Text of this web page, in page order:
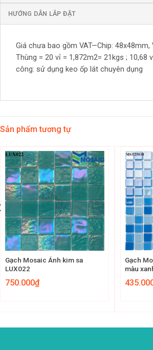
HƯỚNG DẪN LẮP ĐẶT
Giá chưa bao gồm VAT—Chip: 48x48mm,
Thùng = 20 vỉ = 1,872m2= 21kgs ; 10,68
công: sử dụng keo ốp lát chuyên dụng
Sản phẩm tương tự
Gạch Mosaic Ánh kim sa
LUX022
750.000₫
Gạch
màu